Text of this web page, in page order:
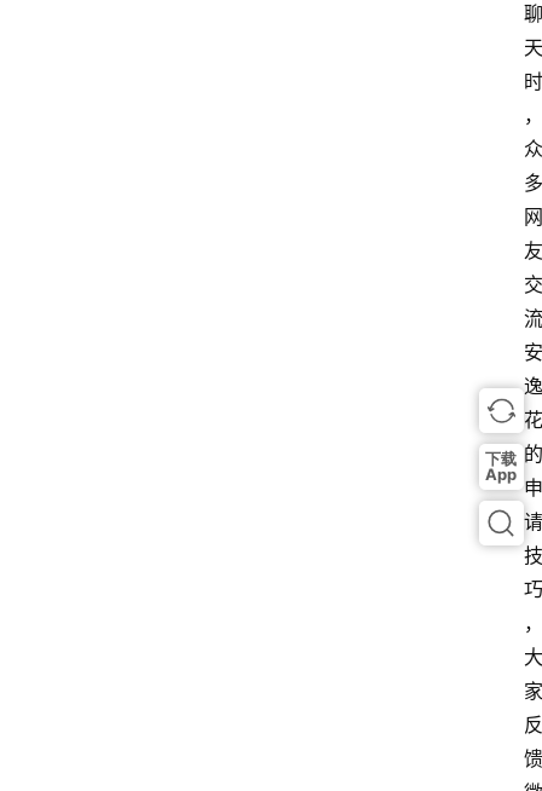
聊
天
时
，
众
多
网
友
交
流
安
逸
花
的
申
请
技
巧
，
大
家
反
馈
下载
App